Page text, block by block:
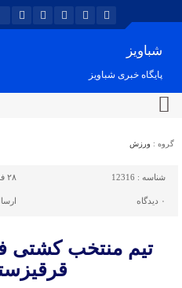
شباویز
پایگاه خبری شباویز
گروه : ورزش
شناسه : 12316 ۲۸ فروردین ۱۴۰۳ - ۲۳:۲۹
۰ دیدگاه
تیم منتخب کشتی